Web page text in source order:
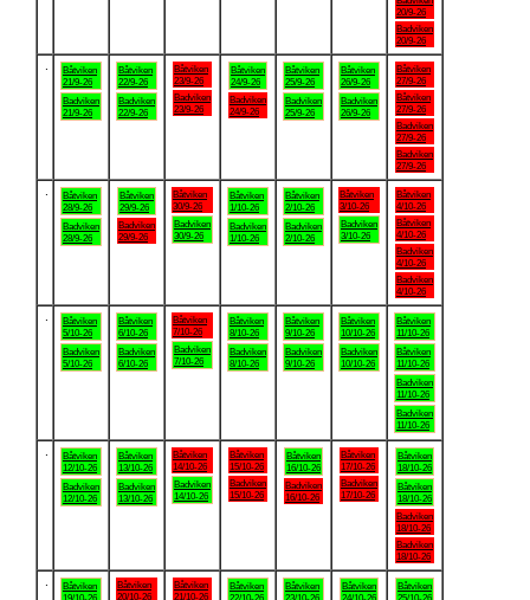
20/9-26
Badviken
20/9-26
Båtviken
21/9-26
Badviken
21/9-26
Båtviken
22/9-26
Badviken
22/9-26
Båtviken
23/9-26
Badviken
23/9-26
Båtviken
24/9-26
Badviken
24/9-26
Båtviken
25/9-26
Badviken
25/9-26
Båtviken
26/9-26
Badviken
26/9-26
Båtviken
27/9-26
Båtviken
27/9-26
Badviken
27/9-26
Badviken
27/9-26
Båtviken
28/9-26
Badviken
28/9-26
Båtviken
29/9-26
Badviken
29/9-26
Båtviken
30/9-26
Badviken
30/9-26
Båtviken
1/10-26
Badviken
1/10-26
Båtviken
2/10-26
Badviken
2/10-26
Båtviken
3/10-26
Badviken
3/10-26
Båtviken
4/10-26
Båtviken
4/10-26
Badviken
4/10-26
Badviken
4/10-26
Båtviken
5/10-26
Badviken
5/10-26
Båtviken
6/10-26
Badviken
6/10-26
Båtviken
7/10-26
Badviken
7/10-26
Båtviken
8/10-26
Badviken
8/10-26
Båtviken
9/10-26
Badviken
9/10-26
Båtviken
10/10-26
Badviken
10/10-26
Båtviken
11/10-26
Båtviken
11/10-26
Badviken
11/10-26
Badviken
11/10-26
Båtviken
12/10-26
Badviken
12/10-26
Båtviken
13/10-26
Badviken
13/10-26
Båtviken
14/10-26
Badviken
14/10-26
Båtviken
15/10-26
Badviken
15/10-26
Båtviken
16/10-26
Badviken
16/10-26
Båtviken
17/10-26
Badviken
17/10-26
Båtviken
18/10-26
Båtviken
18/10-26
Badviken
18/10-26
Badviken
18/10-26
Båtviken
19/10-26
Båtviken
20/10-26
Båtviken
21/10-26
Båtviken
22/10-26
Båtviken
23/10-26
Båtviken
24/10-26
Båtviken
25/10-26